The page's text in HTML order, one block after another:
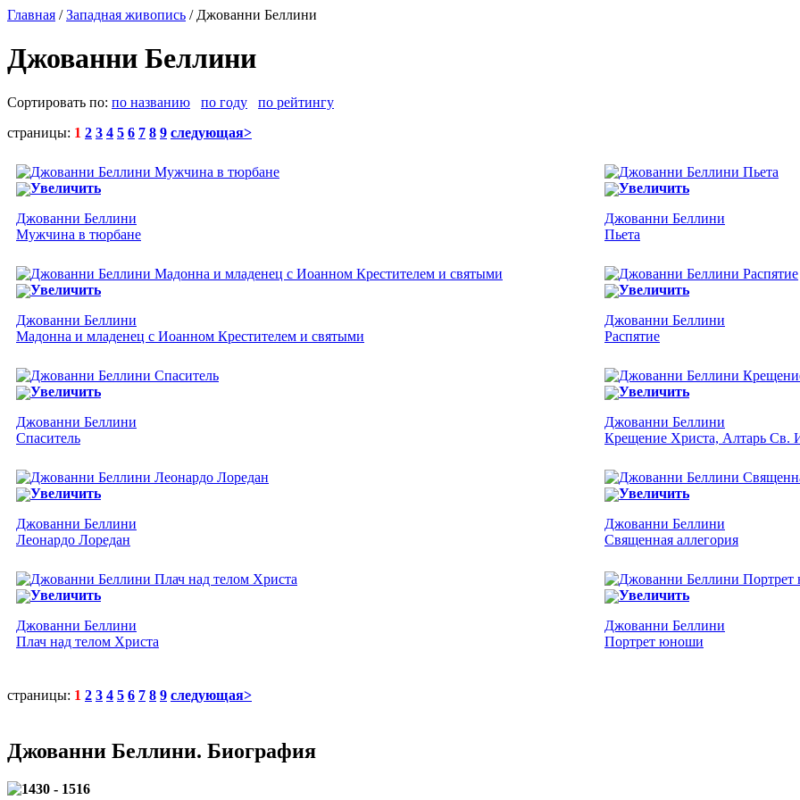
Главная /Западная живопись / Джованни Беллини
Джованни Беллини
Сортировать по: по названию по году
по рейтингу
страницы: 1 2 3 4 5 6 7 8 9 следующая>
Увеличить
Джованни Беллини
Мужчина в тюрбане
Увеличить
Джованни Беллини
Пьета
Увеличить
Джованни Беллини
Мадонна и младенец с Иоанном Крестителем и святыми
Увеличить
Джованни Беллини
Распятие
Увеличить
Джованни Беллини
Спаситель
Увеличить
Джованни Беллини
Крещение Христа, Алтарь Св.
Увеличить
Джованни Беллини
Леонардо Лоредан
Увеличить
Джованни Беллини
Священная аллегория
Увеличить
Джованни Беллини
Плач над телом Христа
Увеличить
Джованни Беллини
Портрет юноши
страницы: 1 2 3 4 5 6 7 8 9 следующая>
Джованни Беллини. Биография
1430 - 1516